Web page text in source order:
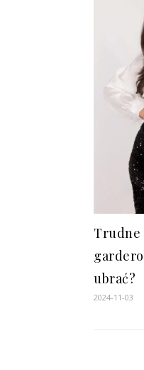
Trudne
ubrać?
2024-11-03